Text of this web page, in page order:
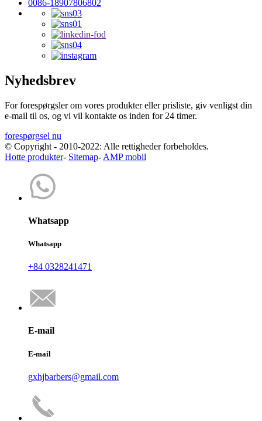
0086-18907806802
Nyhedsbrev
For forespørgsler om vores produkter eller prisliste, giv venligst din
e-mail til os, og vi vil kontakte os inden for 24 timer.
forespørgsel nu
© Copyright - 2010-2022: Alle rettigheder forbeholdes.
Hotte produkter- Sitemap- AMP mobil
Whatsapp
Whatsapp
+84 0328241471
E-mail
E-mail
gxhjbarbers@gmail.com